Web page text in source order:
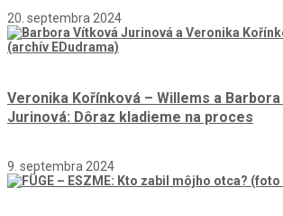
20. septembra 2024
Veronika Kořínková – Willems a
Jurinová: Dôraz kladieme na proces
9. septembra 2024